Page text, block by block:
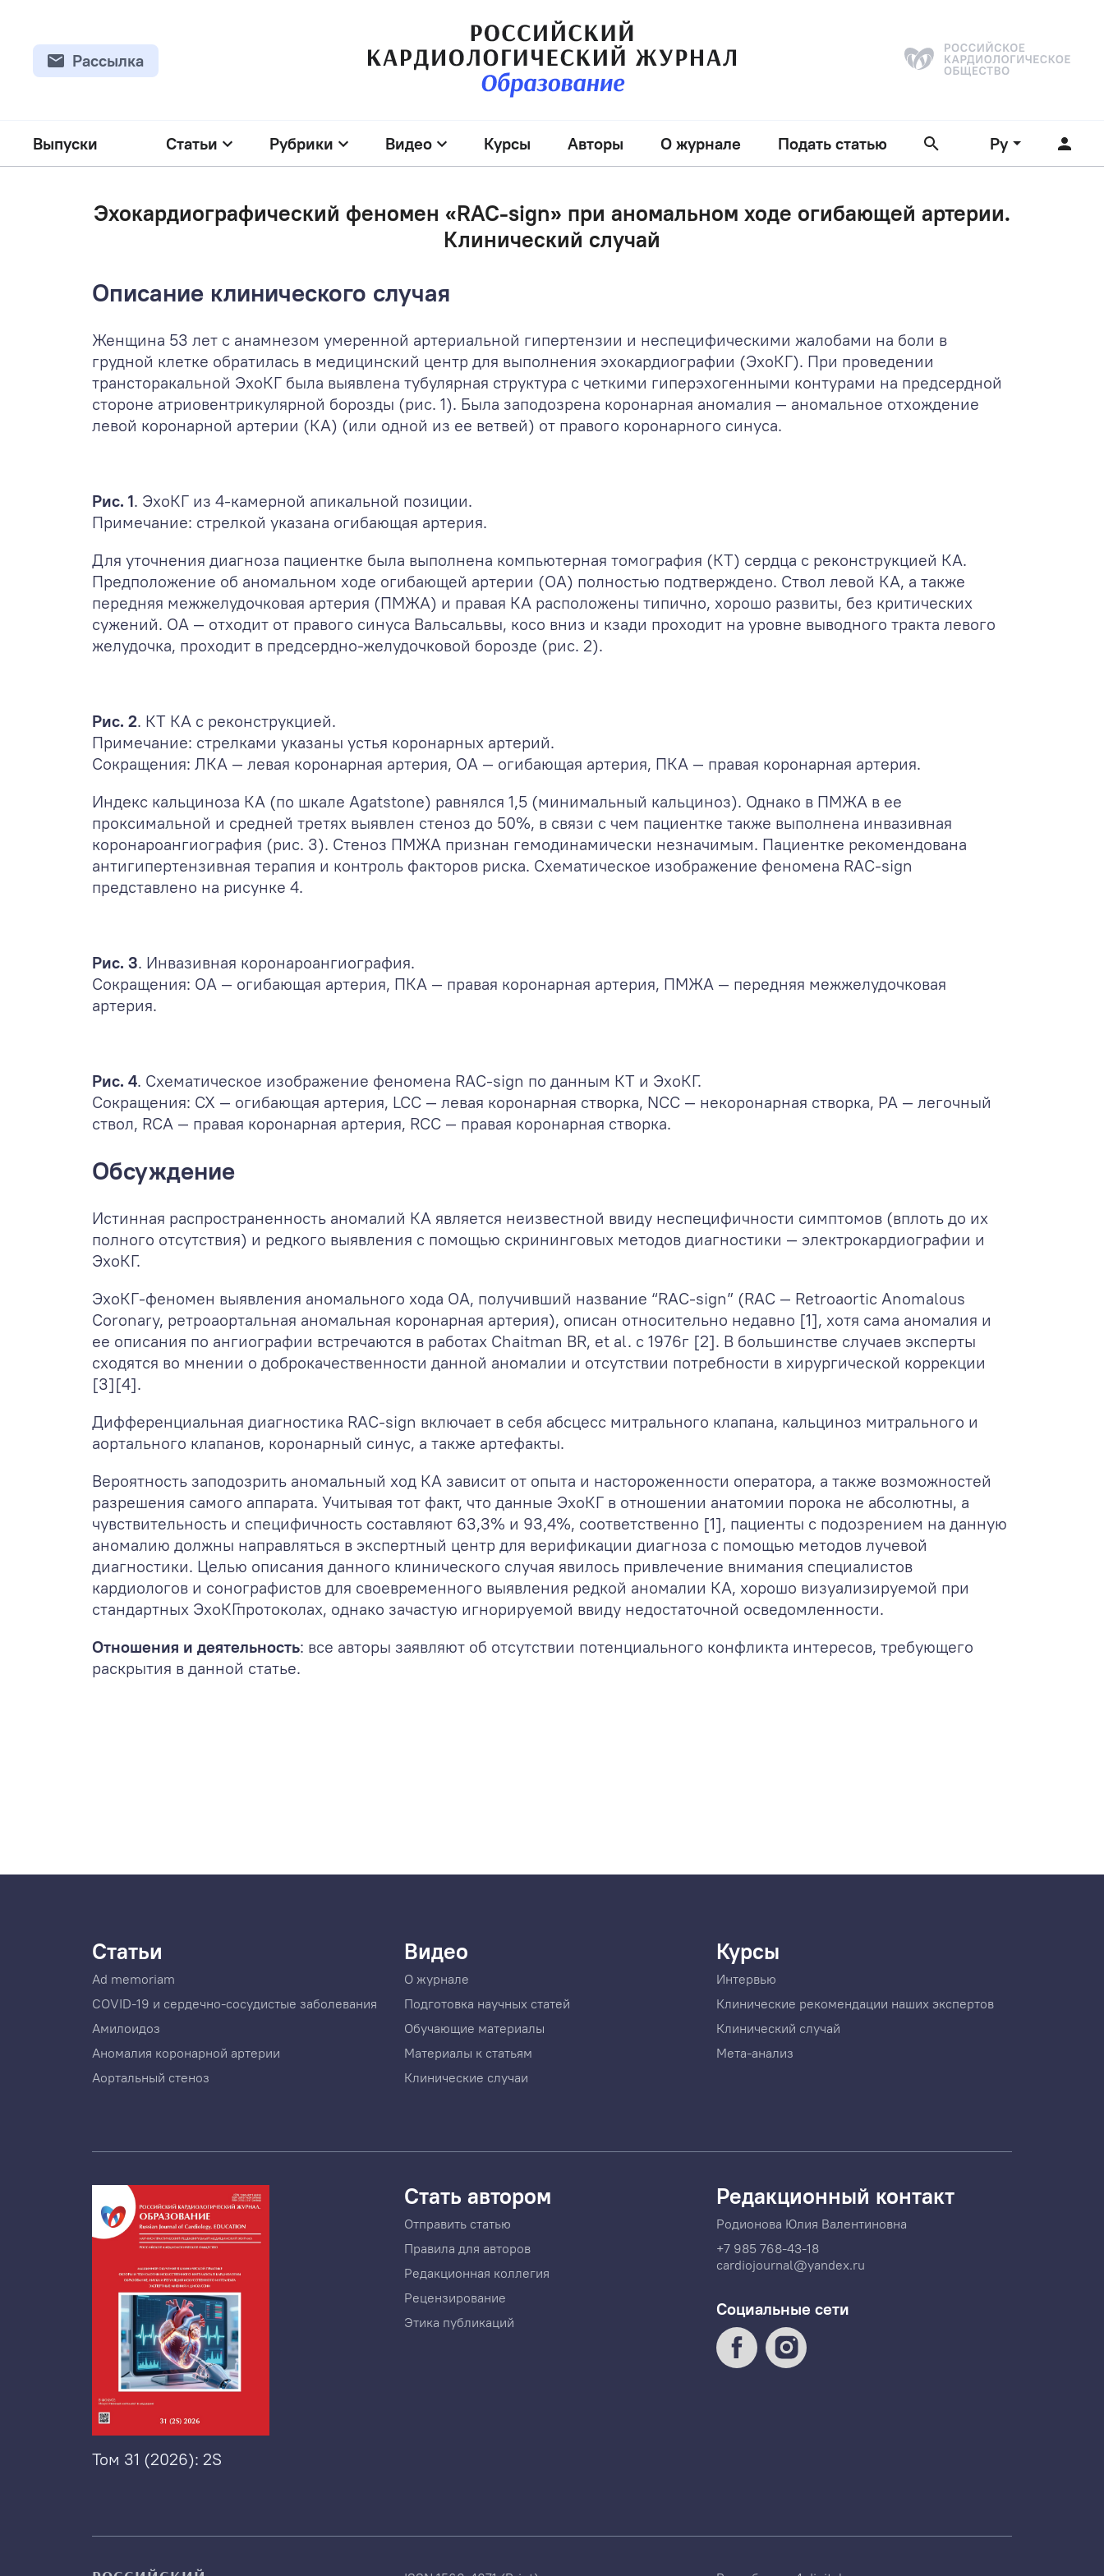
Рассылка
Выпуски Статьи Рубрики Видео Курсы Авторы О журнале Подать статью Ру
Эхокардиографический феномен «RAC-sign» при аномальном ходе огибающей артерии.
Клинический случай
Описание клинического случая
Женщина 53 лет с анамнезом умеренной артериальной гипертензии и неспецифическими жалобами на боли в
грудной клетке обратилась в медицинский центр для выполнения эхокардиографии (ЭхоКГ). При проведении
трансторакальной ЭхоКГ была выявлена тубулярная структура с четкими гиперэхогенными контурами на предсердной
стороне атриовентрикулярной борозды (рис. 1). Была заподозрена коронарная аномалия — аномальное отхождение
левой коронарной артерии (КА) (или одной из ее ветвей) от правого коронарного синуса.
Рис. 1. ЭхоКГ из 4-камерной апикальной позиции.
Примечание: стрелкой указана огибающая артерия.
Для уточнения диагноза пациентке была выполнена компьютерная томография (КТ) сердца с реконструкцией КА.
Предположение об аномальном ходе огибающей артерии (ОА) полностью подтверждено. Ствол левой КА, а также
передняя межжелудочковая артерия (ПМЖА) и правая КА расположены типично, хорошо развиты, без критических
сужений. ОА — отходит от правого синуса Вальсальвы, косо вниз и кзади проходит на уровне выводного тракта левого
желудочка, проходит в предсердно-желудочковой борозде (рис. 2).
Рис. 2. КТ КА с реконструкцией.
Примечание: стрелками указаны устья коронарных артерий.
Сокращения: ЛКА — левая коронарная артерия, ОА — огибающая артерия, ПКА — правая коронарная артерия.
Индекс кальциноза КА (по шкале Agatstone) равнялся 1,5 (минимальный кальциноз). Однако в ПМЖА в ее
проксимальной и средней третях выявлен стеноз до 50%, в связи с чем пациентке также выполнена инвазивная
коронароангиография (рис. 3). Стеноз ПМЖА признан гемодинамически незначимым. Пациентке рекомендована
антигипертензивная терапия и контроль факторов риска. Схематическое изображение феномена RAC-sign
представлено на рисунке 4.
Рис. 3. Инвазивная коронароангиография.
Сокращения: ОА — огибающая артерия, ПКА — правая коронарная артерия, ПМЖА — передняя межжелудочковая
артерия.
Рис. 4. Схематическое изображение феномена RAC-sign по данным КТ и ЭхоКГ.
Сокращения: CX — огибающая артерия, LCC — левая коронарная створка, NCC — некоронарная створка, PA — легочный
ствол, RCA — правая коронарная артерия, RCC — правая коронарная створка.
Обсуждение
Истинная распространенность аномалий КА является неизвестной ввиду неспецифичности симптомов (вплоть до их
полного отсутствия) и редкого выявления с помощью скрининговых методов диагностики — электрокардиографии и
ЭхоКГ.
ЭхоКГ-феномен выявления аномального хода ОА, получивший название “RAC-sign” (RAC — Retroaortic Anomalous
Coronary, ретроаортальная аномальная коронарная артерия), описан относительно недавно [1], хотя сама аномалия и
ее описания по ангиографии встречаются в работах Chaitman BR, et al. с 1976г [2]. В большинстве случаев эксперты
сходятся во мнении о доброкачественности данной аномалии и отсутствии потребности в хирургической коррекции
[3][4].
Дифференциальная диагностика RAC-sign включает в себя абсцесс митрального клапана, кальциноз митрального и
аортального клапанов, коронарный синус, а также артефакты.
Вероятность заподозрить аномальный ход КА зависит от опыта и настороженности оператора, а также возможностей
разрешения самого аппарата. Учитывая тот факт, что данные ЭхоКГ в отношении анатомии порока не абсолютны, а
чувствительность и специфичность составляют 63,3% и 93,4%, соответственно [1], пациенты с подозрением на данную
аномалию должны направляться в экспертный центр для верификации диагноза с помощью методов лучевой
диагностики. Целью описания данного клинического случая явилось привлечение внимания специалистов
кардиологов и сонографистов для своевременного выявления редкой аномалии КА, хорошо визуализируемой при
стандартных ЭхоКГпротоколах, однако зачастую игнорируемой ввиду недостаточной осведомленности.
Отношения и деятельность: все авторы заявляют об отсутствии потенциального конфликта интересов, требующего
раскрытия в данной статье.
Статьи
Ad memoriam
COVID-19 и сердечно-сосудистые заболевания
Амилоидоз
Аномалия коронарной артерии
Аортальный стеноз
Видео
О журнале
Подготовка научных статей
Обучающие материалы
Материалы к статьям
Клинические случаи
Курсы
Интервью
Клинические рекомендации наших экспертов
Клинический случай
Мета-анализ
Том 31 (2026): 2S
Стать автором
Отправить статью
Правила для авторов
Редакционная коллегия
Рецензирование
Этика публикаций
Редакционный контакт
Родионова Юлия Валентиновна
+7 985 768-43-18
cardiojournal@yandex.ru
Социальные сети